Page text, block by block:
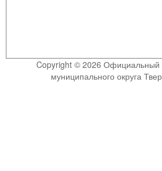
Copyright © 2026 Официальный
муниципального округа